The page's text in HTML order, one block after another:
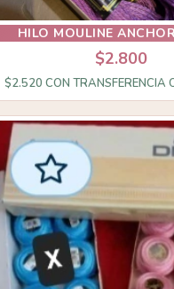
HILO MOULINE
$2.800
$2.520 CON TRANSFERENCIA